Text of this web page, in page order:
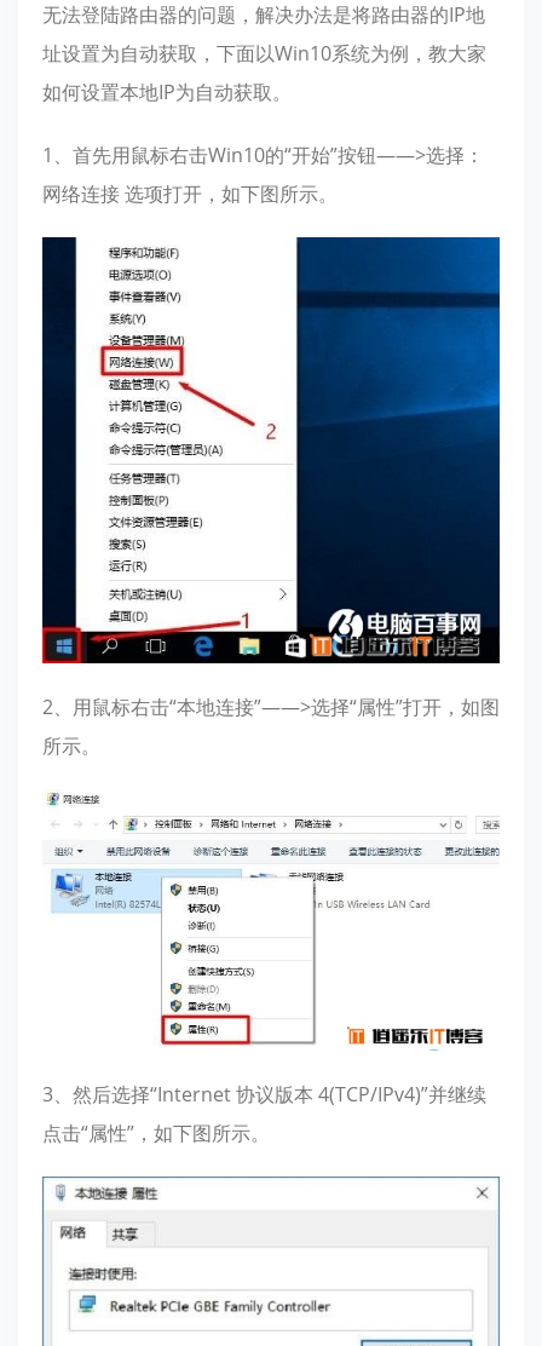
无法登陆路由器的问题，解决办法是将路由器的IP地
址设置为自动获取，下面以Win10系统为例，教大家
如何设置本地IP为自动获取。
1、首先用鼠标右击Win10的“开始”按钮——>选择：
网络连接 选项打开，如下图所示。
2、用鼠标右击“本地连接”——>选择“属性”打开，如图
所示。
3、然后选择“Internet 协议版本 4(TCP/IPv4)”并继续
点击“属性”，如下图所示。